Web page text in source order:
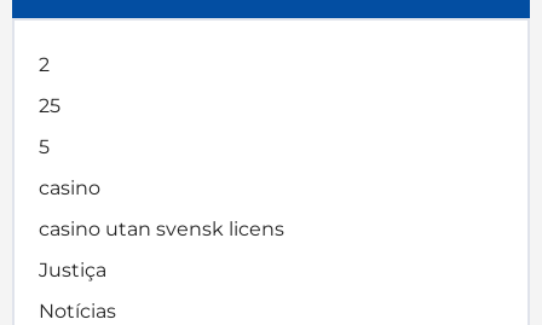
2
25
5
casino
casino utan svensk licens
Justiça
Notícias